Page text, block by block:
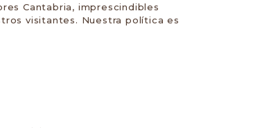
Cantabria, imprescindibles
visitantes. Nuestra política es